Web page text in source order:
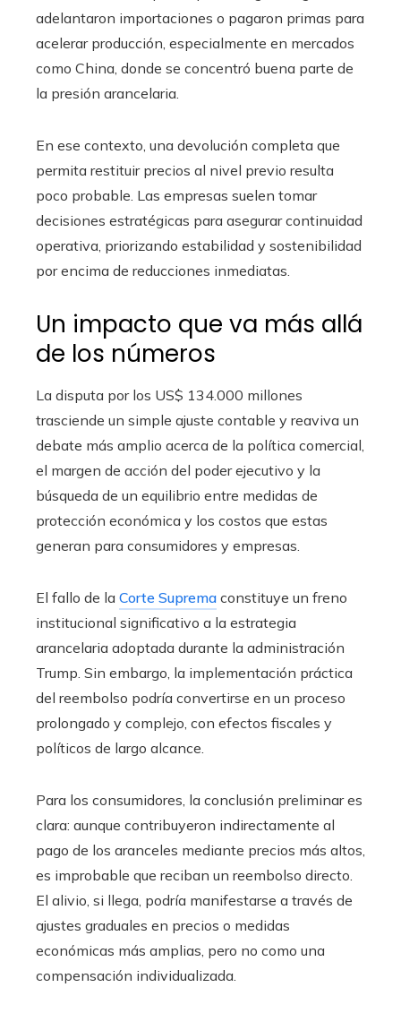
adelantaron importaciones o pagaron primas para
acelerar producción, especialmente en mercados
como China, donde se concentró buena parte de
la presión arancelaria.
En ese contexto, una devolución completa que
permita restituir precios al nivel previo resulta
poco probable. Las empresas suelen tomar
decisiones estratégicas para asegurar continuidad
operativa, priorizando estabilidad y sostenibilidad
por encima de reducciones inmediatas.
Un impacto que va más allá
de los números
La disputa por los US$ 134.000 millones
trasciende un simple ajuste contable y reaviva un
debate más amplio acerca de la política comercial,
el margen de acción del poder ejecutivo y la
búsqueda de un equilibrio entre medidas de
protección económica y los costos que estas
generan para consumidores y empresas.
El fallo de la Corte Suprema constituye un freno
institucional significativo a la estrategia
arancelaria adoptada durante la administración
Trump. Sin embargo, la implementación práctica
del reembolso podría convertirse en un proceso
prolongado y complejo, con efectos fiscales y
políticos de largo alcance.
Para los consumidores, la conclusión preliminar es
clara: aunque contribuyeron indirectamente al
pago de los aranceles mediante precios más altos,
es improbable que reciban un reembolso directo.
El alivio, si llega, podría manifestarse a través de
ajustes graduales en precios o medidas
económicas más amplias, pero no como una
compensación individualizada.